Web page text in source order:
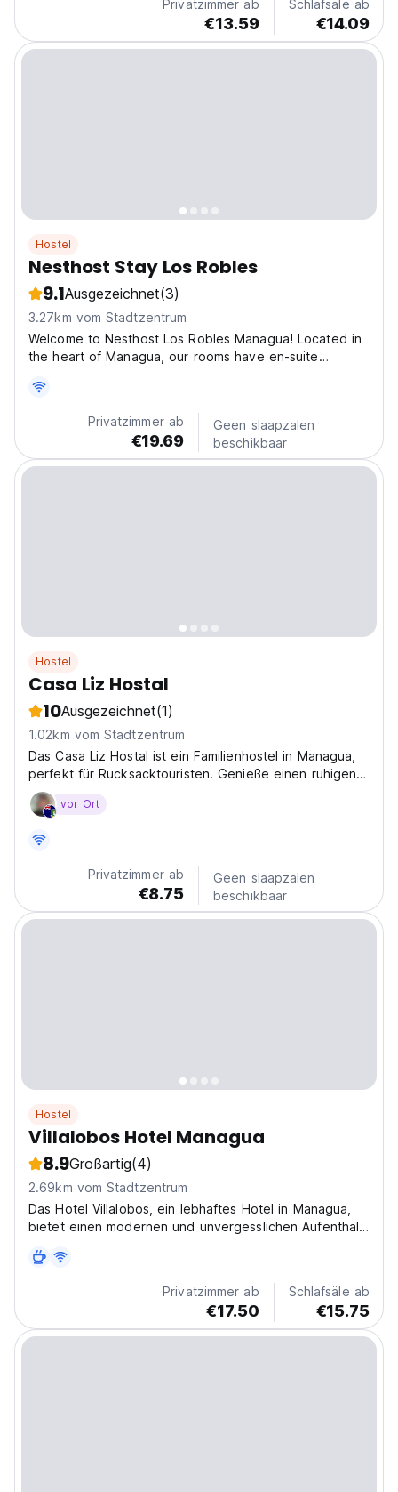
Privatzimmer ab
€13.59
Schlafsäle ab
€14.09
Hostel
Nesthost Stay Los Robles
9.1Ausgezeichnet(3)
3.27km vom Stadtzentrum
Welcome to Nesthost Los Robles Managua! Located in
the heart of Managua, our rooms have en-suite
common rooms and a charming courtyard. Enjoy
privacy and comfort in a central location, close to
restaurants...Privatzimmer ab
€19.69
Geen slaapzalen
beschikbaar
Hostel
Casa Liz Hostal
10Ausgezeichnet(1)
1.02km vom Stadtzentrum
Das Casa Liz Hostal ist ein Familienhostel in Managua,
perfekt für Rucksacktouristen. Genieße einen ruhigen,
freundlichen Aufenthalt mit kostenlosem Kaffee und
einfachem Zugang zu den Busbahnhöfen. (Auto-
vor Ort
Privatzimmer ab
€8.75
Geen slaapzalen
beschikbaar
Hostel
Villalobos Hotel Managua
8.9Großartig(4)
2.69km vom Stadtzentrum
Das Hotel Villalobos, ein lebhaftes Hotel in Managua,
bietet einen modernen und unvergesslichen Aufenthalt.
einer gemütlichen Atmosphäre zu entdecken. (Auto-
Privatzimmer ab
€17.50
Schlafsäle ab
€15.75